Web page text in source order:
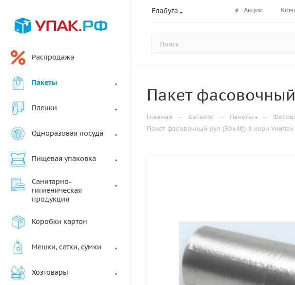
Елабуга Акции
Распродажа
Пакеты
Пленки
Одноразовая посуда
Пищевая упаковка
Санитарно-
гигиеническая
продукция
Коробки картон
Мешки, сетки, сумки
Хозтовары
Пакет
Главная — Каталог — Пакеты —
Пакет фасовочный рул (30х40)-8 керн